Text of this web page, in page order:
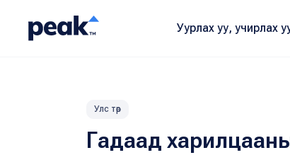
Уурлах уу, учирлах
Улс төр
Гадаад